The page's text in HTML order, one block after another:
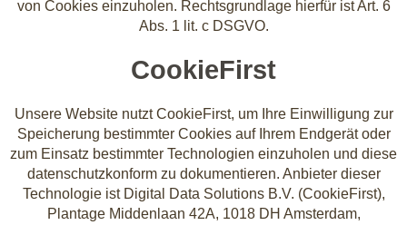
von Cookies einzuholen. Rechtsgrundlage hierfür ist Art. 6
Abs. 1 lit. c DSGVO.
CookieFirst
Unsere Website nutzt CookieFirst, um Ihre Einwilligung zur
Speicherung bestimmter Cookies auf Ihrem Endgerät oder
zum Einsatz bestimmter Technologien einzuholen und diese
datenschutzkonform zu dokumentieren. Anbieter dieser
Technologie ist Digital Data Solutions B.V. (CookieFirst),
Plantage Middenlaan 42A, 1018 DH Amsterdam,